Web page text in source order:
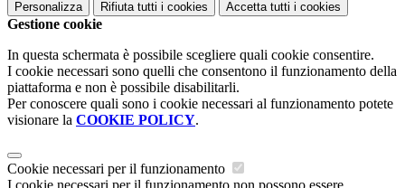
Personalizza Rifiuta tutti i cookies Accetta tutti i cookies
Gestione cookie
In questa schermata è possibile scegliere quali cookie consentire.
I cookie necessari sono quelli che consentono il funzionamento della
piattaforma e non è possibile disabilitarli.
Per conoscere quali sono i cookie necessari al funzionamento potete
visionare la COOKIE POLICY.
Cookie necessari per il funzionamento